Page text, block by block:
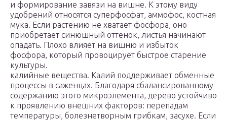
и формирование завязи на вишне. К этому виду
удобрений относятся суперфосфат, аммофос, костная
мука. Если растению не хватает фосфора, оно
приобретает синюшный оттенок, листья начинают
опадать. Плохо влияет на вишню и избыток
фосфора, который провоцирует быстрое старение
культуры.
калийные вещества. Калий поддерживает обменные
процессы в саженцах. Благодаря сбалансированному
содержанию этого микроэлемента, дерево устойчиво
к проявлению внешних факторов: перепадам
температуры, болезнетворным грибкам, засухе. Если